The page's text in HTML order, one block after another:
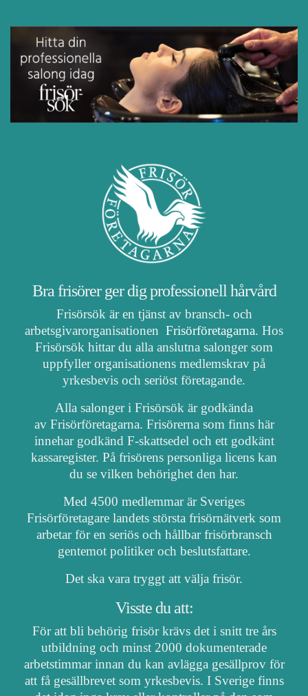
Bra frisörer ger dig professionell hårvård
Frisörsök är en tjänst av bransch- och
arbetsgivarorganisationen Frisörföretagarna. Hos
Frisörsök hittar du alla anslutna salonger som
uppfyller organisationens medlemskrav på
yrkesbevis och seriöst företagande.
Alla salonger i Frisörsök är godkända
av Frisörföretagarna. Frisörerna som finns här
innehar godkänd F-skattsedel och ett godkänt
kassaregister. På frisörens personliga licens kan
du se vilken behörighet den har.
Med 4500 medlemmar är Sveriges
Frisörföretagare landets största frisörnätverk som
arbetar för en seriös och hållbar frisörbransch
gentemot politiker och beslutsfattare.
Det ska vara tryggt att välja frisör.
Visste du att:
För att bli behörig frisör krävs det i snitt tre års
utbildning och minst 2000 dokumenterade
arbetstimmar innan du kan avlägga gesällprov för
att få gesällbrevet som yrkesbevis. I Sverige finns